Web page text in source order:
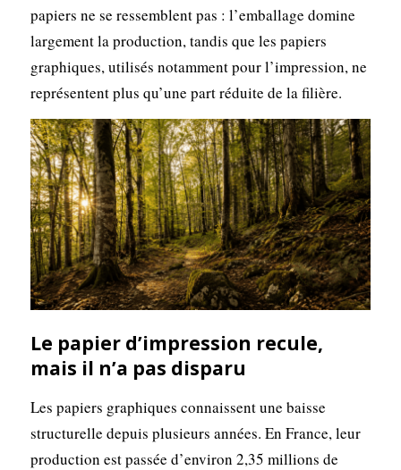
papiers ne se ressemblent pas : l’emballage domine
largement la production, tandis que les papiers
graphiques, utilisés notamment pour l’impression, ne
représentent plus qu’une part réduite de la filière.
Le papier d’impression recule,
mais il n’a pas disparu
Les papiers graphiques connaissent une baisse
structurelle depuis plusieurs années. En France, leur
production est passée d’environ 2,35 millions de